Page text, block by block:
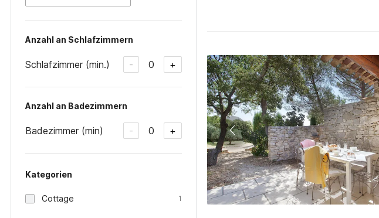
Anzahl an Schlafzimmern
Schlafzimmer (min.) - 0 +
Anzahl an Badezimmern
Badezimmer (min) - 0 +
Kategorien
Cottage 1